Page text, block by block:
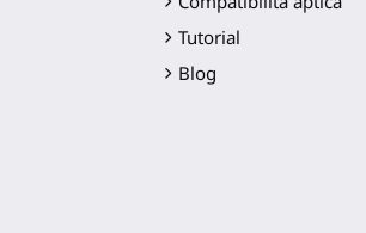
Tutorial
Blog